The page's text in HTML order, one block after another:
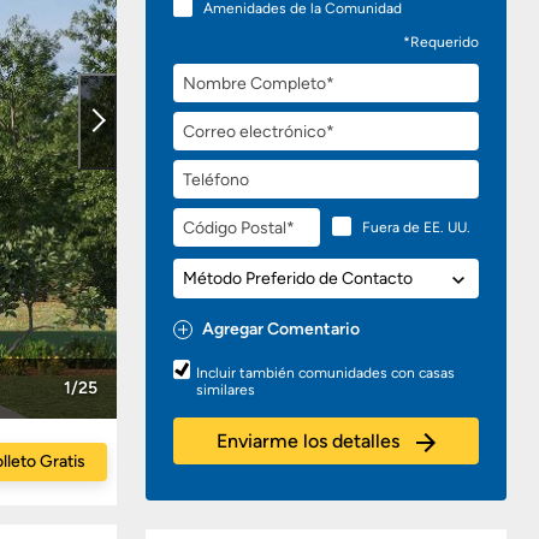
Amenidades de la Comunidad
*Requerido
Nombre
Completo
Correo
electrónico
Teléfono
Código
Postal
Fuera de EE. UU.
Método
Preferido
de
Contacto
Agregar Comentario
Preguntas
o
Comentarios
Incluir también comunidades con casas
similares
Enviarme los detalles
1/25
Gratis